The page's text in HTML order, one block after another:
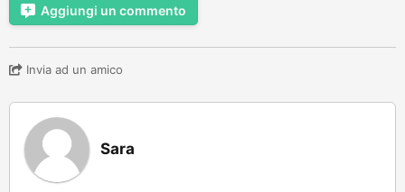
Aggiungi un commento
Invia ad un amico
Sara